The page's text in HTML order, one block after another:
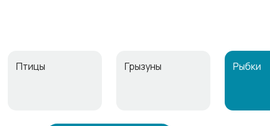
Птицы Грызуны Рыбки